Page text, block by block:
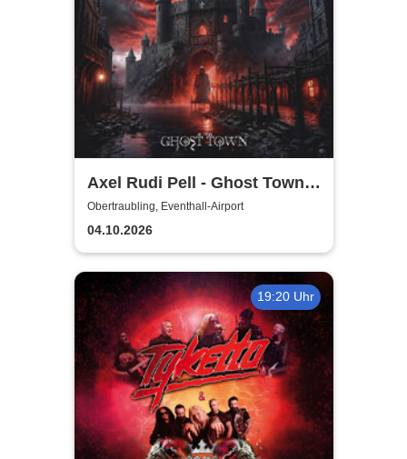
Axel Rudi Pell - Ghost Town
Tour 2026
Obertraubling, Eventhall-Airport
04.10.2026
19:20 Uhr